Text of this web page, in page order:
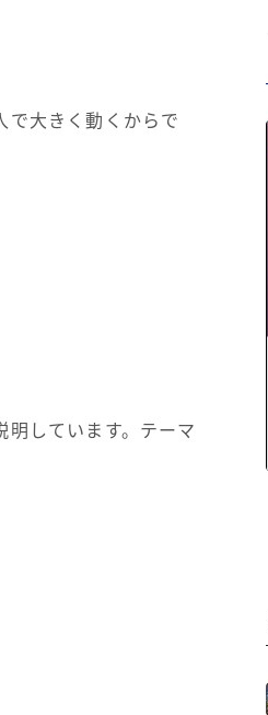
で大きく動くからで
しています。テーマ